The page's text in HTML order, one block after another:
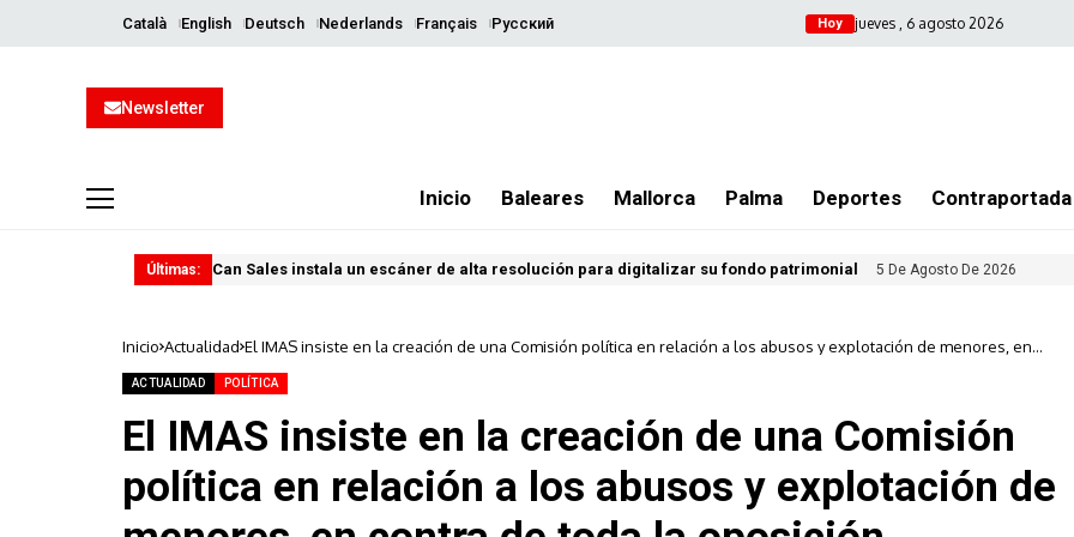
Català English Deutsch Nederlands Français Русский Hoy jueves , 6 agosto 2026
Newsletter
Inicio Baleares Mallorca Palma Deportes Contraportada
Últimas: Can Sales instala un escáner de alta resolución para digitalizar su fondo patrimonial 5 De Agosto De 2026
Inicio Actualidad El IMAS insiste en la creación de una Comisión política en relación a los abusos y explotación de menores, en
ACTUALIDAD POLÍTICA
El IMAS insiste en la creación de una Comisión
política en relación a los abusos y explotación de